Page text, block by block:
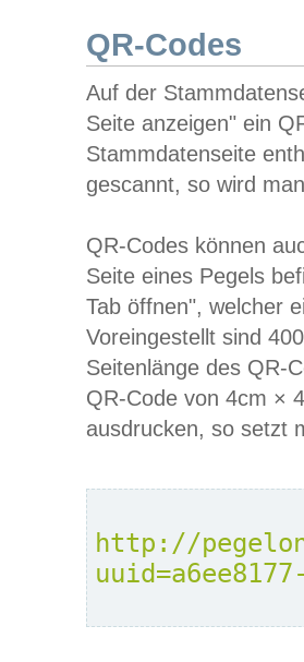
QR-Codes
Auf der
Seite anzeigen" ein
Stammdatenseite
gescannt, so wird
QR-Codes können
Seite eines Pegels
Tab öffnen", welcher
Voreingestellt sind
Seitenlänge des QR-
QR-Code von 4cm ×
ausdrucken, so setzt
http://